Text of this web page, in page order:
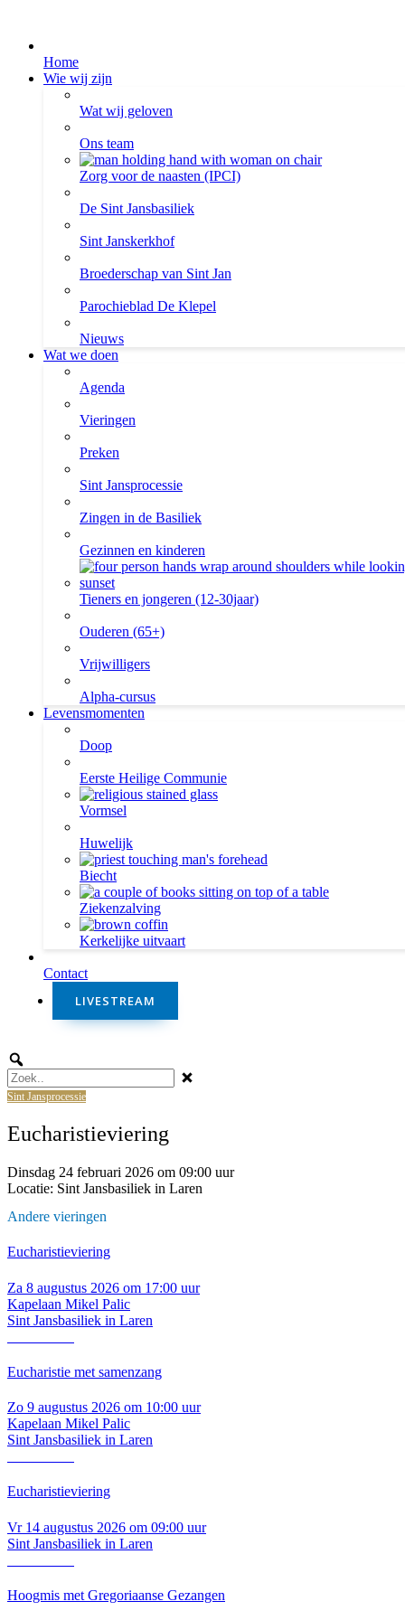
Home
Wie wij zijn
Wat wij geloven
Ons team
Zorg voor de naasten (IPCI)
De Sint Jansbasiliek
Sint Janskerkhof
Broederschap van Sint Jan
Parochieblad De Klepel
Nieuws
Wat we doen
Agenda
Vieringen
Preken
Sint Jansprocessie
Zingen in de Basiliek
Gezinnen en kinderen
Tieners en jongeren (12-30jaar)
Ouderen (65+)
Vrijwilligers
Alpha-cursus
Levensmomenten
Doop
Eerste Heilige Communie
Vormsel
Huwelijk
Biecht
Ziekenzalving
Kerkelijke uitvaart
Contact
LIVESTREAM
Sint Jansprocessie
Eucharistieviering
Dinsdag 24 februari 2026 om 09:00 uur
Locatie: Sint Jansbasiliek in Laren
Andere vieringen
Eucharistieviering
Za 8 augustus 2026 om 17:00 uur
Kapelaan Mikel Palic
Sint Jansbasiliek in Laren
Eucharistie met samenzang
Zo 9 augustus 2026 om 10:00 uur
Kapelaan Mikel Palic
Sint Jansbasiliek in Laren
Eucharistieviering
Vr 14 augustus 2026 om 09:00 uur
Sint Jansbasiliek in Laren
Hoogmis met Gregoriaanse Gezangen